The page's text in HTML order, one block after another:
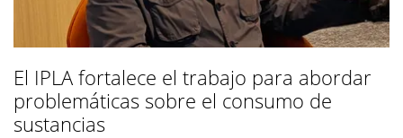
El IPLA fortalece el trabajo para abordar
problemáticas sobre el consumo de
sustancias